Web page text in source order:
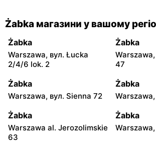
Żabka магазини у вашому
Żabka
Warszawa, вул. Łucka
2/4/6 lok. 2
Żabka
47
Żabka
Warszawa, вул. Sienna 72
Żabka
Żabka
Warszawa al. Jerozolimskie
63
Żabka